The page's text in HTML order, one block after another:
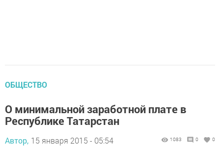
ОБЩЕСТВО
О минимальной заработной плате в
Республике Татарстан
Автор, 15 января 2015 - 05:54 1083 0 0